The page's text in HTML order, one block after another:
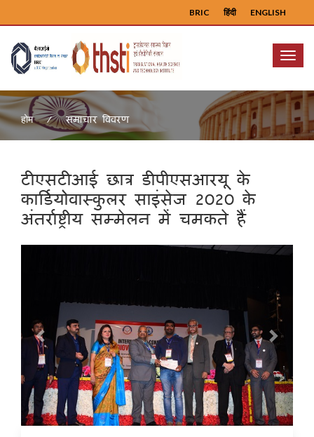
ENGLISH
हिंदी
BRIC
Menu
होम समाचार विवरण
टीएसटीआई छात्र डीपीएसआरयू के
कार्डियोवास्कुलर साइंसेज 2020 के
अंतर्राष्ट्रीय सम्मेलन में चमकते हैं
Next